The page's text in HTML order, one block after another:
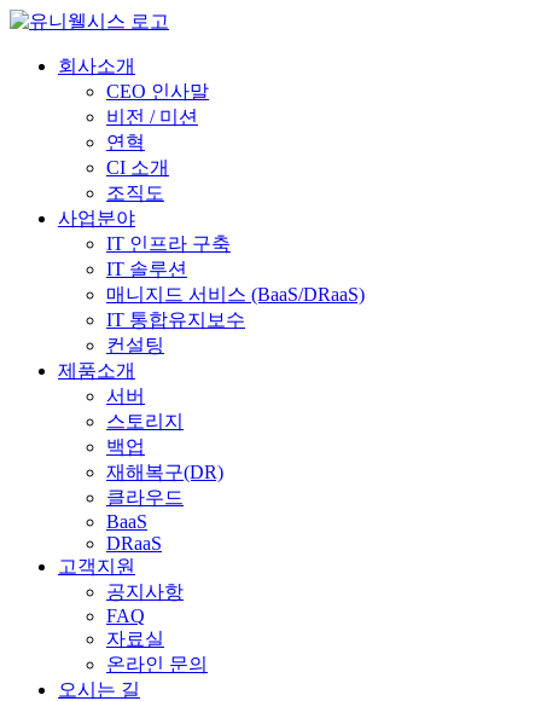
회사소개
CEO 인사말
비전 / 미션
연혁
CI 소개
조직도
사업분야
IT 인프라 구축
IT 솔루션
매니지드 서비스 (BaaS/DRaaS)
IT 통합유지보수
컨설팅
제품소개
서버
스토리지
백업
재해복구(DR)
클라우드
BaaS
DRaaS
고객지원
공지사항
FAQ
자료실
온라인 문의
오시는 길